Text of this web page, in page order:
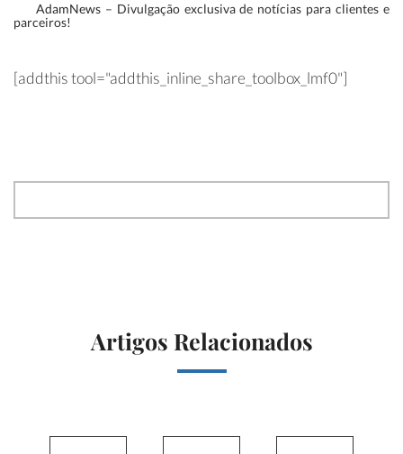
AdamNews– Divulgação exclusiva de notícias para clientes e
parceiros!
[addthis tool="addthis_inline_share_toolbox_lmf0"]
Artigos Relacionados